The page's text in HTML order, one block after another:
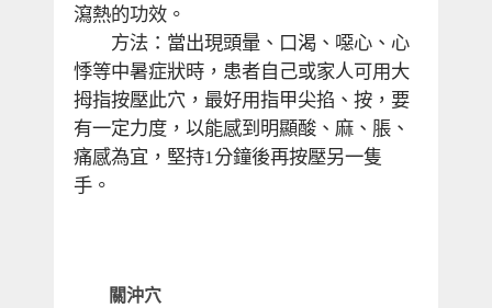
瀉熱的功效。
方法：當出現頭暈、口渴、噁心、心
悸等中暑症狀時，患者自己或家人可用大
拇指按壓此穴，最好用指甲尖掐、按，要
有一定力度，以能感到明顯酸、麻、脹、
痛感為宜，堅持1分鐘後再按壓另一隻
手。
關沖穴